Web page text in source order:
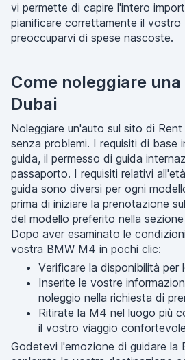
vi permette di capire l'intero
pianificare correttamente il vostro
preoccuparvi di spese nascoste.
Come noleggiare una
Dubai
Noleggiare un'auto sul sito di
senza problemi. I requisiti di base
guida, il permesso di guida
passaporto. I requisiti relativi
guida sono diversi per ogni
prima di iniziare la prenotazione
del modello preferito nella
Dopo aver esaminato le
vostra BMW M4 in pochi clic:
Verificare la disponibilità per
Inserite le vostre
noleggio nella richiesta di
Ritirate la M4 nel luogo più
il vostro viaggio
Godetevi l'emozione di guidare la